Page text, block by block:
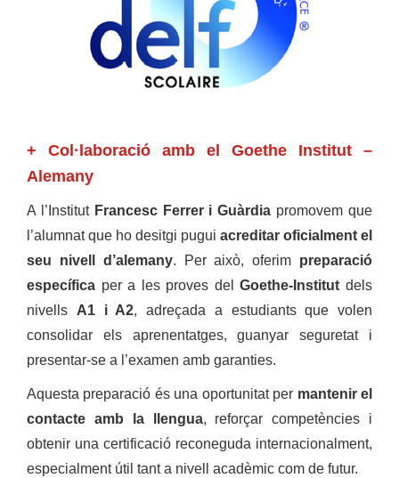
+ Col · laboració amb el Goethe Institut –
Alemany
A l’Institut Francesc Ferrer i Guàrdia promovem que
l’alumnat que ho desitgi pugui acreditar oficialment el
seu nivell d’alemany. Per això, oferim preparació
específica per a les proves delGoethe-Institut dels
nivells A1 i A2, adreçada a estudiants que volen
consolidar els aprenentatges, guanyar seguretat i
presentar-se a l’examen amb garanties.
Aquesta preparació és una oportunitat per mantenir el
contacte amb la llengua, reforçar competències i
obtenir una certificació reconeguda internacionalment,
especialment útil tant a nivell acadèmic com de futur.